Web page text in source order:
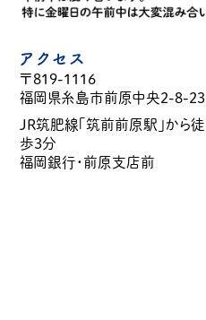
アクセス
〒819-1116
福岡県糸島市前原中央2-8-23
JR筑肥線「筑前前原駅」から徒
歩3分
福岡銀行・前原支店前